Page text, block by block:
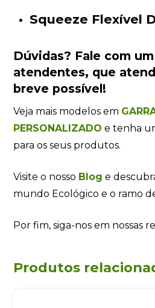
Squeeze Flexível
Dúvidas? Fale com
atendentes, que
breve possível!
Veja mais modelos em
PERSONALIZADO e tenha
para os seus produtos.
Visite o nosso Blog e
mundo Ecológico e o ramo
Por fim, siga-nos em nossas
Produtos